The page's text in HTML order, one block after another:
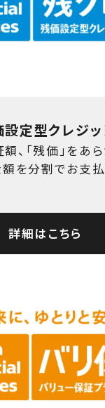
定型クレジッ
、「残価」をあ
額を分割でお支
詳細はこちら